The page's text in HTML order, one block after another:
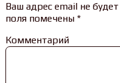
Ваш адрес email не
поля помечены *
Комментарий